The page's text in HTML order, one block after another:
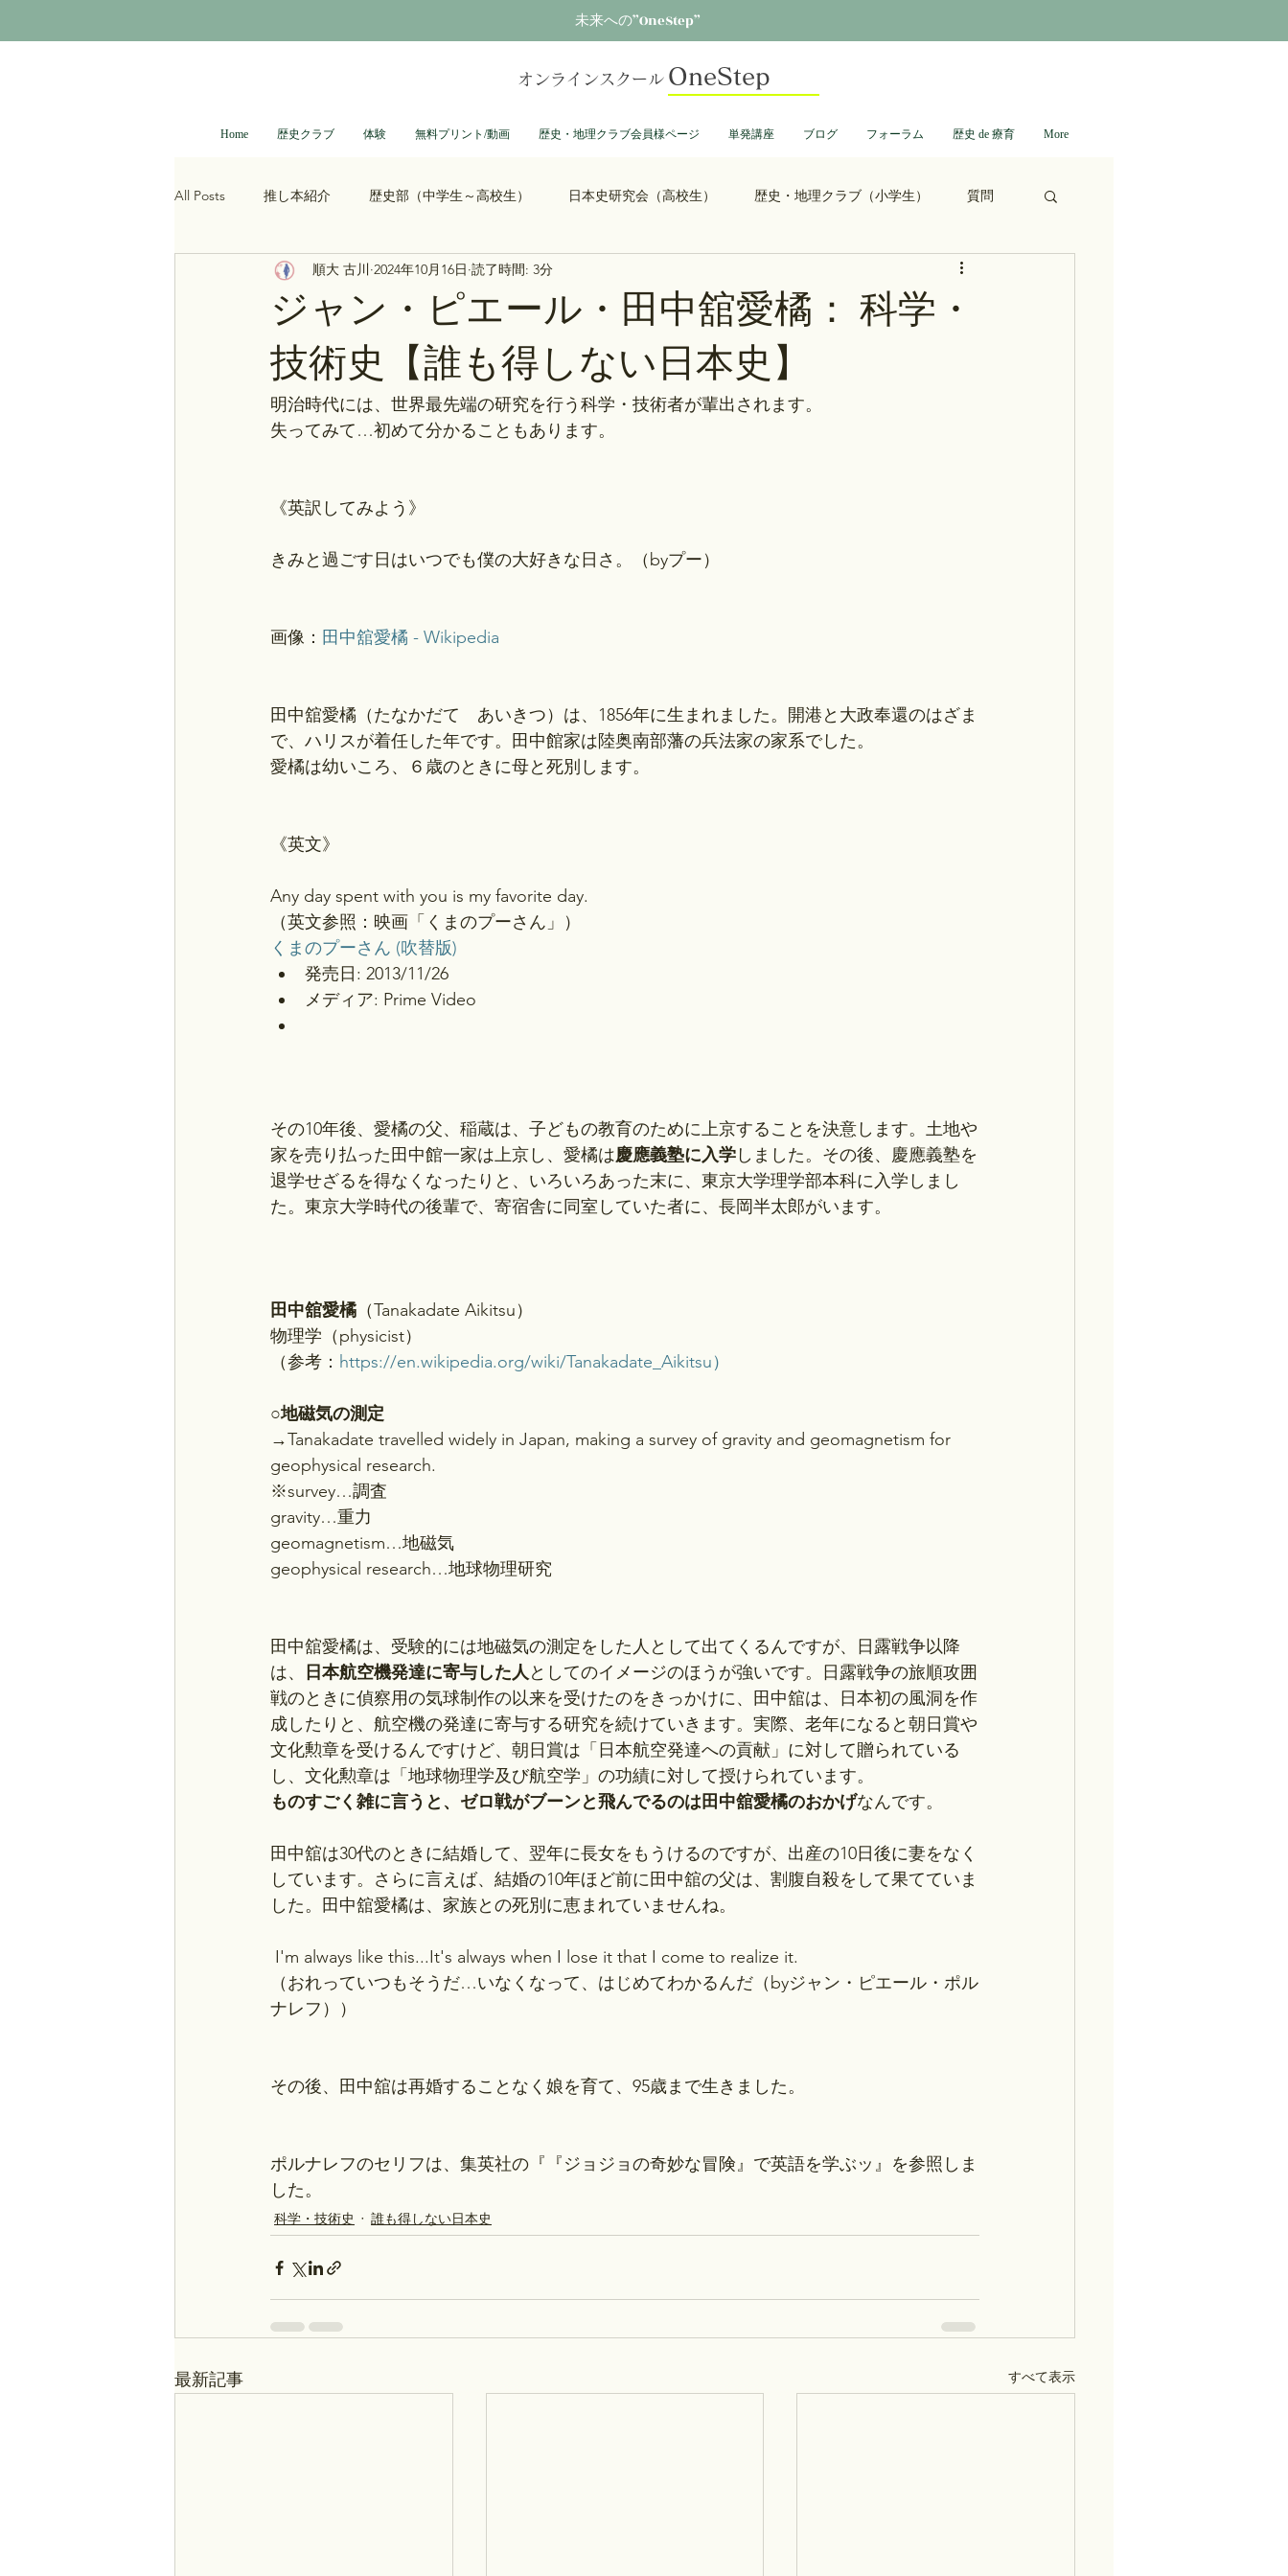
未来への”OneStep”
オンラインスクール OneStep
Home 歴史クラブ 体験 無料プリント/動画 歴史・地理クラブ会員様ページ 単発講座 ブログ フォーラム 歴史 de 療育 More
All Posts 推し本紹介 歴史部（中学生～高校生） 日本史研究会（高校生） 歴史・地理クラブ（小学生） 質問
大河ドラマ べらぼう 光る君へ 鎌倉殿の13人
青木裕司と中島浩二の世界史ch 総理大臣列伝 ショーグン列伝 鬼滅の刃 ONEPIECE
レトロゲーム 科学・技術史 大学受験 豊臣兄弟
ジャン・ピエール・田中舘愛橘： 科学・
技術史【誰も得しない日本史】
順大 古川 2024年10月16日 読了時間: 3分
明治時代には、世界最先端の研究を行う科学・技術者が輩出されます。
失ってみて…初めて分かることもあります。
《英訳してみよう》
きみと過ごす日はいつでも僕の大好きな日さ。（byプー）
画像： 田中舘愛橘 - Wikipedia
田中舘愛橘（たなかだて　あいきつ）は、1856年に生まれました。開港と大政奉還のはざま
で、ハリスが着任した年です。田中館家は陸奥南部藩の兵法家の家系でした。
愛橘は幼いころ、６歳のときに母と死別します。
《英文》
Any day spent with you is my favorite day.
（英文参照：映画「くまのプーさん」）
くまのプーさん (吹替版)
発売日: 2013/11/26
メディア: Prime Video
その10年後、愛橘の父、稲蔵は、子どもの教育のために上京することを決意します。土地や
家を売り払った田中館一家は上京し、愛橘は慶應義塾に入学しました。その後、慶應義塾を
退学せざるを得なくなったりと、いろいろあった末に、東京大学理学部本科に入学しまし
た。東京大学時代の後輩で、寄宿舎に同室していた者に、長岡半太郎がいます。
田中舘愛橘 （Tanakadate Aikitsu）
物理学（physicist）
（参考： https://en.wikipedia.org/wiki/Tanakadate_Aikitsu）
○地磁気の測定
→Tanakadate travelled widely in Japan, making a survey of gravity and geomagnetism for
geophysical research.
※survey…調査
gravity…重力
geomagnetism…地磁気
geophysical research…地球物理研究
田中舘愛橘は、受験的には地磁気の測定をした人として出てくるんですが、日露戦争以降
は、
日本航空機発達に寄与した人としてのイメージのほうが強いです。日露戦争の旅順攻囲
戦のときに偵察用の気球制作の以来を受けたのをきっかけに、田中舘は、日本初の風洞を作
成したりと、航空機の発達に寄与する研究を続けていきます。実際、老年になると朝日賞や
文化勲章を受けるんですけど、朝日賞は「日本航空発達への貢献」に対して贈られている
し、文化勲章は「地球物理学及び航空学」の功績に対して授けられています。
ものすごく雑に言うと、ゼロ戦がブーンと飛んでるのは田中舘愛橘のおかげなんです。
田中舘は30代のときに結婚して、翌年に長女をもうけるのですが、出産の10日後に妻をなく
しています。さらに言えば、結婚の10年ほど前に田中舘の父は、割腹自殺をして果てていま
した。田中舘愛橘は、家族との死別に恵まれていませんね。
I'm always like this...It's always when I lose it that I come to realize it.
（おれっていつもそうだ…いなくなって、はじめてわかるんだ（byジャン・ピエール・ポル
ナレフ））
その後、田中舘は再婚することなく娘を育て、95歳まで生きました。
ポルナレフのセリフは、集英社の『『ジョジョの奇妙な冒険』で英語を学ぶッ』を参照しま
した。
科学・技術史 誰も得しない日本史
最新記事 すべて表示